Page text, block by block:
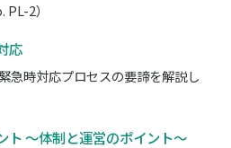
2）
応
急時対応プロセスの要諦を解説し
ト ～体制と運営のポイント～